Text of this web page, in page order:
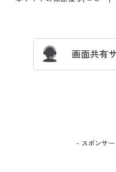
ついて
画面共有
- スポンサ